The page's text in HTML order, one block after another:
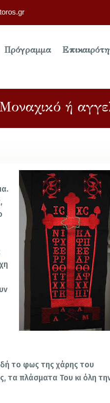
Πρόγραμμα
ή
το φως της χάρης του
τα πλάσματα Του κι όλη